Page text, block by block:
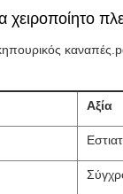
Αξία